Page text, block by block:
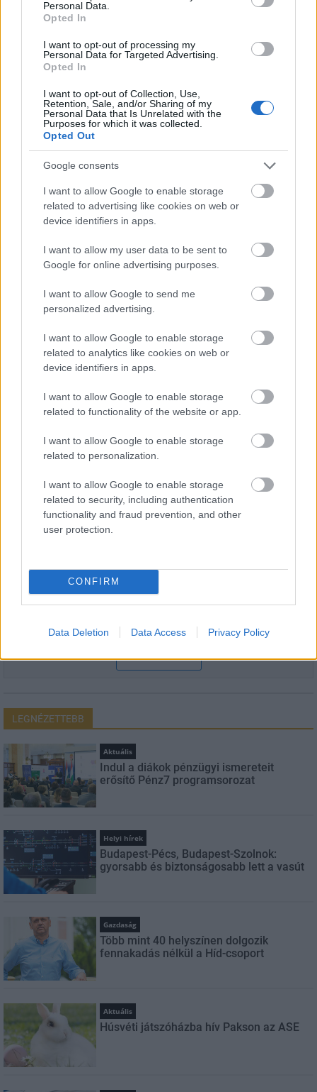
Personal Data.
Opted In
I want to opt-out of processing my
Personal Data for Targeted Advertising.
Opted In
I want to opt-out of Collection, Use,
Retention, Sale, and/or Sharing of my
Personal Data that Is Unrelated with the
Purposes for which it was collected.
Opted Out
Google consents
I want to allow Google to enable storage
related to advertising like cookies on web or
device identifiers in apps.
I want to allow my user data to be sent to
Google for online advertising purposes.
I want to allow Google to send me
personalized advertising.
I want to allow Google to enable storage
related to analytics like cookies on web or
device identifiers in apps.
I want to allow Google to enable storage
related to functionality of the website or app.
I want to allow Google to enable storage
related to personalization.
I want to allow Google to enable storage
related to security, including authentication
functionality and fraud prevention, and other
user protection.
CONFIRM
Data Deletion Data Access Privacy Policy
Belváros-Lipótváros
játszótér
Város-Teampannon Kereskedelmi és Szolgáltató Kft.
Újragondolják Lipótváros rejtett, zöld parkját
Indulhat a Honvéd tér megújításának tervezése, ahol a
középpontba.
mesél – megújul a tatai Angolkert
M1 bővítés: már zajlik a teljesen új
Bicske Kelet csomópont építése
Új gyalogosátkelők és jelzőlámpás
csomópont épül Angyalföldön
Másfélszeresére bővítik
iskoláját
HÍRLEVÉL
E-mail cím
szabályzatot!
FELIRATKOZÁS
LEGNÉZETTEBB
Aktuális
Indul a diákok pénzügyi ismereteit
erősítő Pénz7 programsorozat
Helyi hírek
Budapest-Pécs, Budapest-Szolnok:
gyorsabb és biztonságosabb lett a vasút
Gazdaság
Több mint 40 helyszínen dolgozik
fennakadás nélkül a Híd-csoport
Aktuális
Húsvéti játszóházba hív Pakson az ASE